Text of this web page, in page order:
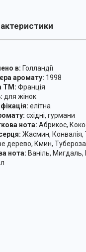
в: Голландії
аромату: 1998
ТМ: Франція
для жінок
елітна
східні, гурмани
нота: Абрикос,
Жасмин, Конвалія,
дерево, Кмин, Тубероза
нота: Ваніль, Мигдаль,